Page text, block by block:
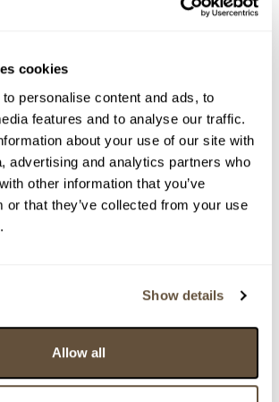
cookies
personalise content and ads, to
features and to analyse our traffic.
about your use of our site with
advertising and analytics partners who
other information that you’ve
or that they’ve collected from your use
Show details
Allow all
> zpět na aukční výsledky